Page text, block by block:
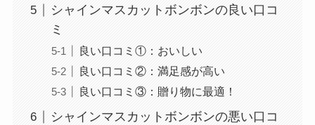
シャインマスカットボンボンの良い口コ
ミ
良い口コミ①：おいしい
良い口コミ②：満足感が高い
良い口コミ③：贈り物に最適！
シャインマスカットボンボンの悪い口コ